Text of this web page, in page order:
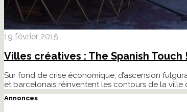
19 février 2015
Villes créatives : The Spanish Touch !
Sur fond de crise économique, d’ascension
et barcelonais réinventent les contours de la ville
Annonces